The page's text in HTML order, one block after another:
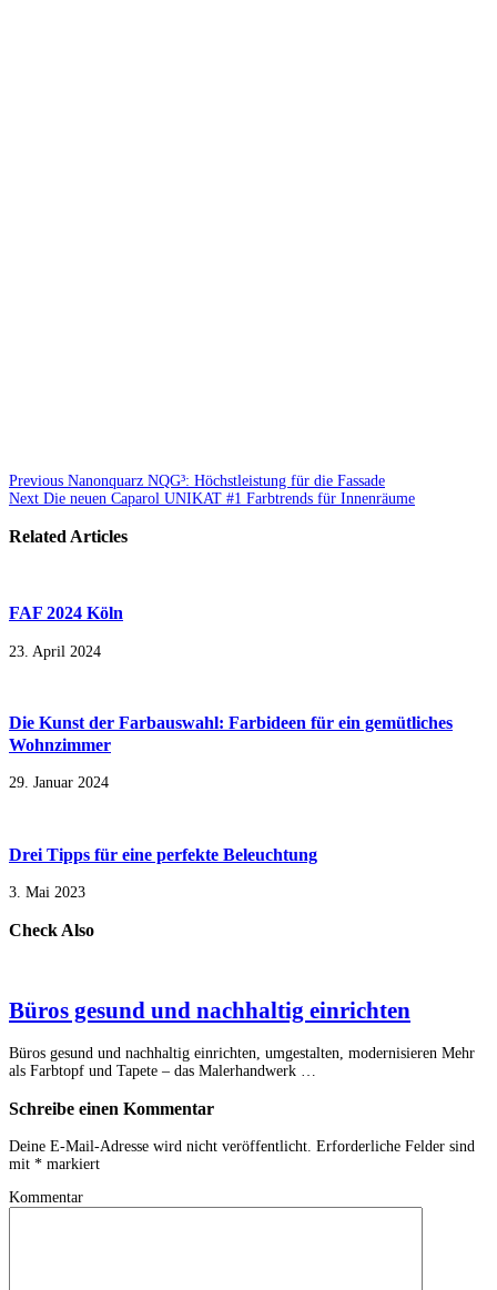
Previous Nanonquarz NQG³: Höchstleistung für die Fassade
Next Die neuen Caparol UNIKAT #1 Farbtrends für Innenräume
Related Articles
FAF 2024 Köln
23. April 2024
Die Kunst der Farbauswahl: Farbideen für ein gemütliches
Wohnzimmer
29. Januar 2024
Drei Tipps für eine perfekte Beleuchtung
3. Mai 2023
Check Also
Büros gesund und nachhaltig einrichten
Büros gesund und nachhaltig einrichten, umgestalten, modernisieren Mehr
als Farbtopf und Tapete – das Malerhandwerk …
Schreibe einen Kommentar
Deine E-Mail-Adresse wird nicht veröffentlicht. Erforderliche Felder sind
mit * markiert
Kommentar